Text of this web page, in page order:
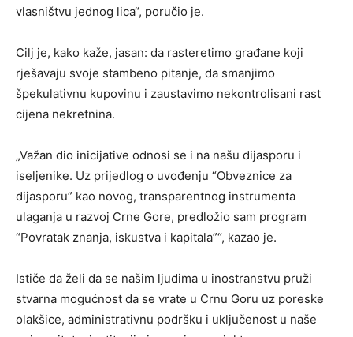
vlasništvu jednog lica“, poručio je.
Cilj je, kako kaže, jasan: da rasteretimo građane koji
rješavaju svoje stambeno pitanje, da smanjimo
špekulativnu kupovinu i zaustavimo nekontrolisani rast
cijena nekretnina.
„Važan dio inicijative odnosi se i na našu dijasporu i
iseljenike. Uz prijedlog o uvođenju “Obveznice za
dijasporu” kao novog, transparentnog instrumenta
ulaganja u razvoj Crne Gore, predložio sam program
“Povratak znanja, iskustva i kapitala”“, kazao je.
Ističe da želi da se našim ljudima u inostranstvu pruži
stvarna mogućnost da se vrate u Crnu Goru uz poreske
olakšice, administrativnu podršku i uključenost u naše